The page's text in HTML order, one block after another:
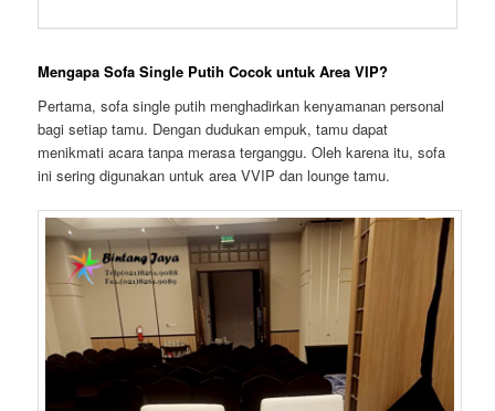
Mengapa Sofa Single Putih Cocok untuk Area VIP?
Pertama, sofa single putih menghadirkan kenyamanan personal
bagi setiap tamu. Dengan dudukan empuk, tamu dapat
menikmati acara tanpa merasa terganggu. Oleh karena itu, sofa
ini sering digunakan untuk area VVIP dan lounge tamu.